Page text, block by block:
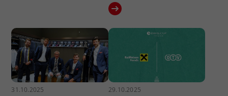
31.10.2025 29.10.2025